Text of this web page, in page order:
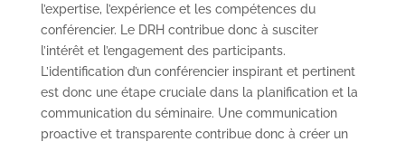
l’expertise, l’expérience et les compétences du
conférencier. Le DRH contribue donc à susciter
l’intérêt et l’engagement des participants.
L’identification d’un conférencier inspirant et pertinent
est donc une étape cruciale dans la planification et la
communication du séminaire. Une communication
proactive et transparente contribue donc à créer un